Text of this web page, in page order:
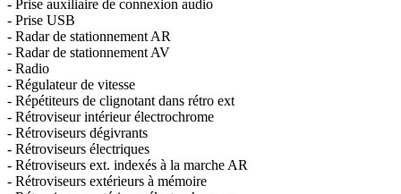
- Prise auxiliaire de connexion audio
- Prise USB
- Radar de stationnement AR
- Radar de stationnement AV
- Radio
- Régulateur de vitesse
- Répétiteurs de clignotant dans rétro ext
- Rétroviseur intérieur électrochrome
- Rétroviseurs dégivrants
- Rétroviseurs électriques
- Rétroviseurs ext. indexés à la marche AR
- Rétroviseurs extérieurs à mémoire